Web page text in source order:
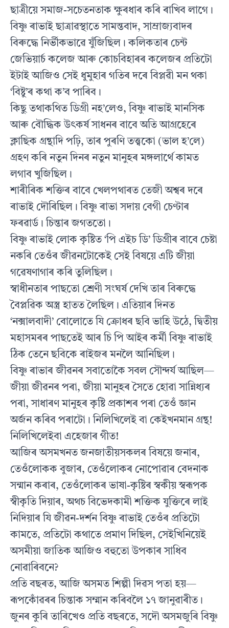
ছাত্ৰীয়ে সমাজ-সচেতনতাক ক্ষুৰধাৰ কৰি ৰাখিব লাগে।
বিষ্ণু ৰাভাই ছাত্ৰাৱস্থাতে সামন্তবাদ, সাম্রাজ্যবাদৰ
বিৰুদ্ধে নির্ভীকভাৱে যুঁজিছিল। কলিকতাৰ চেন্ট
জেভিয়াৰ্চ কলেজ আৰু কোচবিহাৰৰ কলেজৰ প্ৰতিটো
ইটাই আজিও সেই ধুমুহাৰ গতিৰ দৰে বিপ্লৱী মন থকা
‘বিষ্টু’ৰ কথা ক’ব পাৰিব।
কিছু তথাকথিত ডিগ্ৰী নহ’লেও, বিষ্ণু ৰাভাই মানসিক
আৰু বৌদ্ধিক উৎকর্ষ সাধনৰ বাবে অতি আগ্ৰহেৰে
ক্লাছিক গ্রন্থাদি পঢ়ি, তাৰ পুৰণি তত্ত্বকো (ভাল হ’লে)
গ্ৰহণ কৰি নতুন দিনৰ নতুন মানুহৰ মঙ্গলার্থে কামত
লগাব খুজিছিল।
শাৰীৰিক শক্তিৰ বাবে খেলপথাৰত তেজী অশ্বৰ দৰে
ৰাভাই দৌৰিছিল। বিষ্ণু ৰাভা সদায় বেগী চেণ্টাৰ
ফৰৱার্ড। চিন্তাৰ জগততো।
বিষ্ণু ৰাভাই লোক কৃষ্টিত ‘পি এইচ ডি’ ডিগ্ৰীৰ বাবে চেষ্টা
নকৰি তেওঁৰ জীৱনটোকেই সেই বিষয়ে এটি জীয়া
গৱেষণাগাৰ কৰি তুলিছিল।
স্বাধীনতাৰ পাছতো শ্রেণী সংঘর্ষ দেখি তাৰ বিৰুদ্ধে
বৈপ্লৱিক অস্ত্র হাতত লৈছিল। এতিয়াৰ দিনত
‘নক্সালবাদী’ বোলোতে যি ক্ৰোধৰ ছবি ভাহি উঠে, দ্বিতীয়
মহাসমৰৰ পাছতেই আৰ চি পি আইৰ কর্মী বিষ্ণু ৰাভাই
ঠিক তেনে ছবিকে ৰাইজৰ মনলৈ আনিছিল।
বিষ্ণু ৰাভাৰ জীৱনৰ সবাতোকৈ সবল সৌন্দর্য আছিল—
জীয়া জীৱনৰ পৰা, জীয়া মানুহৰ সৈতে হোৱা সান্নিধ্যৰ
পৰা, সাধাৰণ মানুহৰ কৃষ্টি প্রকাশৰ পৰা তেওঁ জ্ঞান
অর্জন কৰিব পৰাটো। নিলিখিলেই বা কেইখনমান গ্রন্থ!
নিলিখিলেইবা এহেজাৰ গীত!
আজিৰ অসমখনত জনজাতীয়সকলৰ বিষয়ে জনাৰ,
তেওঁলোকক বুজাৰ, তেওঁলোকৰ নোপোৱাৰ বেদনাক
সন্মান কৰাৰ, তেওঁলােকৰ ভাষা-কৃষ্টিৰ স্বকীয় স্বৰূপক
স্বীকৃতি দিয়াৰ, অথচ বিভেদকামী শক্তিক যুক্তিৰে লাই
নিদিয়াৰ যি জীৱন-দর্শন বিষ্ণু ৰাভাই তেওঁৰ প্ৰতিটো
কামতে, প্ৰতিটো কথাতে প্রমাণ দিছিল, সেইখিনিয়েই
অসমীয়া জাতিক আজিও বহুতো উপকাৰ সাধিব
নোৱাৰিবনে?
প্রতি বছৰত, আজি অসমত শিল্পী দিৱস পতা হয়—
ৰূপকোঁৱৰৰ চিন্তাক সম্মান কৰিবলৈ ১৭ জানুৱাৰীত।
জুনৰ কুৰি তাৰিখেও প্রতি বছৰতে, সদৌ অসমজুৰি বিষ্ণু